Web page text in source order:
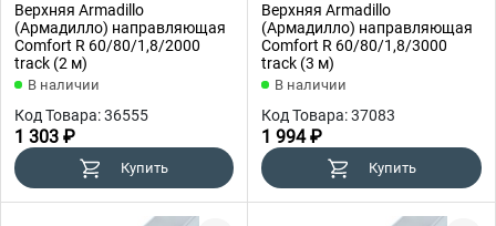
Верхняя Armadillo
(Армадилло) направляющая
Comfort R 60/80/1,8/2000
track (2 м)
В наличии
Код Товара: 36555
1 303 ₽
Купить
Верхняя Armadillo
(Армадилло) направляющая
Comfort R 60/80/1,8/3000
track (3 м)
В наличии
Код Товара: 37083
1 994 ₽
Купить